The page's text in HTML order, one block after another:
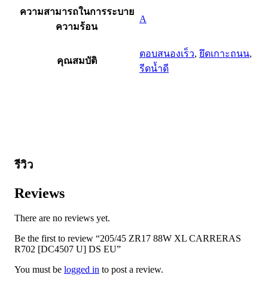
ความสามารถในการระบาย
ความร้อน
A
คุณสมบัติ
ตอบสนองเร็ว, ยึดเกาะถนน,
รีดน้ำดี
รีวิว
Reviews
There are no reviews yet.
Be the first to review “205/45 ZR17 88W XL CARRERAS
R702 [DC4507 U] DS EU”
You must be logged in to post a review.